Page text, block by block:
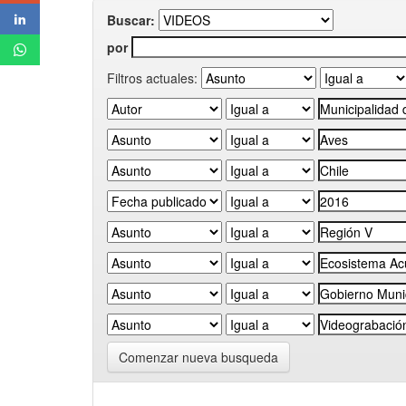
Buscar:
por
Filtros actuales:
Comenzar nueva busqueda